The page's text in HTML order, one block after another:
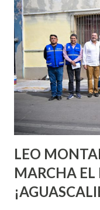
quienes ya han
o expertas en el
aprender y nuevas
chica y aún no has
pienses que el sexo
experimentarlo, pero
experiencia te dirá,
son suficientemen...
LEO
MARCHA